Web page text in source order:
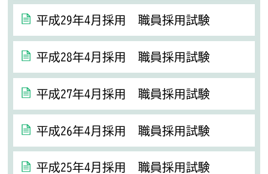
平成29年4月採用 職員採用試験
平成28年4月採用 職員採用試験
平成27年4月採用 職員採用試験
平成26年4月採用 職員採用試験
平成25年4月採用 職員採用試験